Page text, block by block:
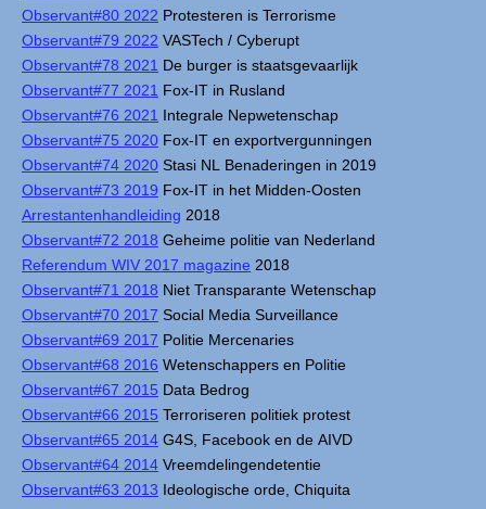
Observant#80 2022 Protesteren is Terrorisme
Observant#79 2022 VASTech / Cyberupt
Observant#78 2021 De burger is staatsgevaarlijk
Observant#77 2021 Fox-IT in Rusland
Observant#76 2021 Integrale Nepwetenschap
Observant#75 2020 Fox-IT en exportvergunningen
Observant#74 2020 Stasi NL Benaderingen in 2019
Observant#73 2019 Fox-IT in het Midden-Oosten
Arrestantenhandleiding 2018
Observant#72 2018 Geheime politie van Nederland
Referendum WIV 2017 magazine 2018
Observant#71 2018 Niet Transparante Wetenschap
Observant#70 2017 Social Media Surveillance
Observant#69 2017 Politie Mercenaries
Observant#68 2016 Wetenschappers en Politie
Observant#67 2015 Data Bedrog
Observant#66 2015 Terroriseren politiek protest
Observant#65 2014 G4S, Facebook en de AIVD
Observant#64 2014 Vreemdelingendetentie
Observant#63 2013 Ideologische orde, Chiquita